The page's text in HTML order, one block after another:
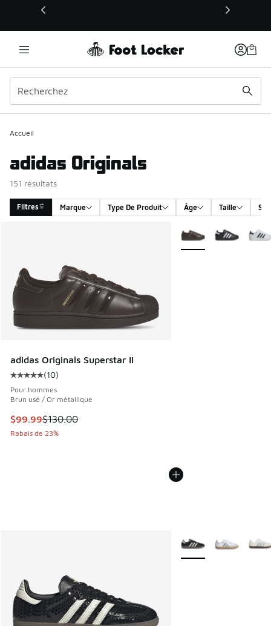
Ce lien s’ouvrira dans une nouvelle fenêtre
Accueil
adidas Originals
151 résultats
Filtres Marque Type De Produit Âge Taille
adidas Originals Superstar II
Cote moyenne du client - [5 sur 5 étoiles], 10
(10)
Pour hommes
Brun usé / Or métallique
Cet article est en solde. Le prix est passé de $130.00 à
$99.99$130.00
Rabais de 23%
Plus de couleurs
Plus de couleurs